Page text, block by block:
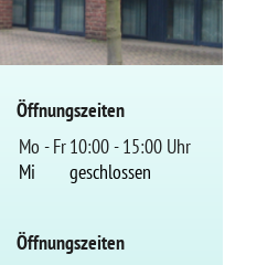
Öffnungszeiten
Mo - Fr10:00 - 15:00 Uhr
Mi
geschlossen
Öffnungszeiten